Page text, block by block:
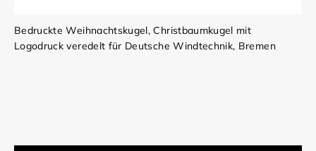
Bedruckte Weihnachtskugel, Christbaumkugel mit
Logodruck veredelt für Deutsche Windtechnik, Bremen